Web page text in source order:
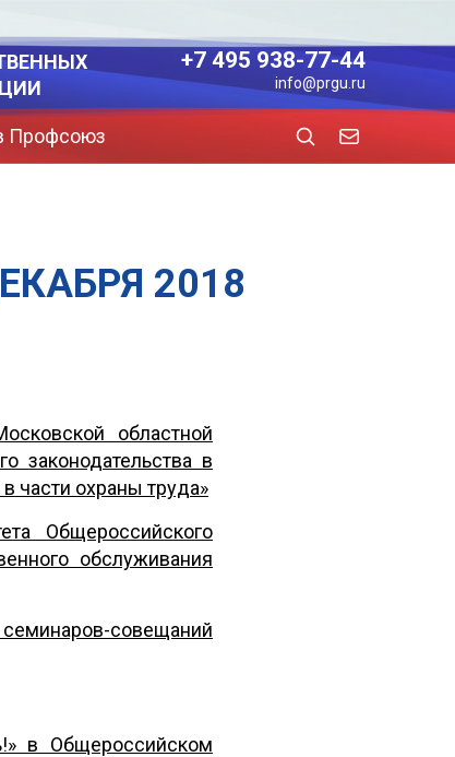
+7 495 938-77-44
info@prgu.ru
Профсоюз
2018
областной
законодательства в
части охраны труда»
Общероссийского
обслуживания
совещаний
в Общероссийском